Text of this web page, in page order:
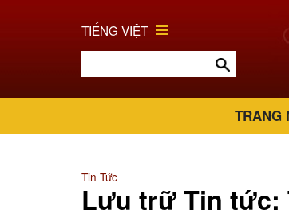
TIẾNG VIỆT
TRANG
Tin Tức
Lưu trữ Tin tức: